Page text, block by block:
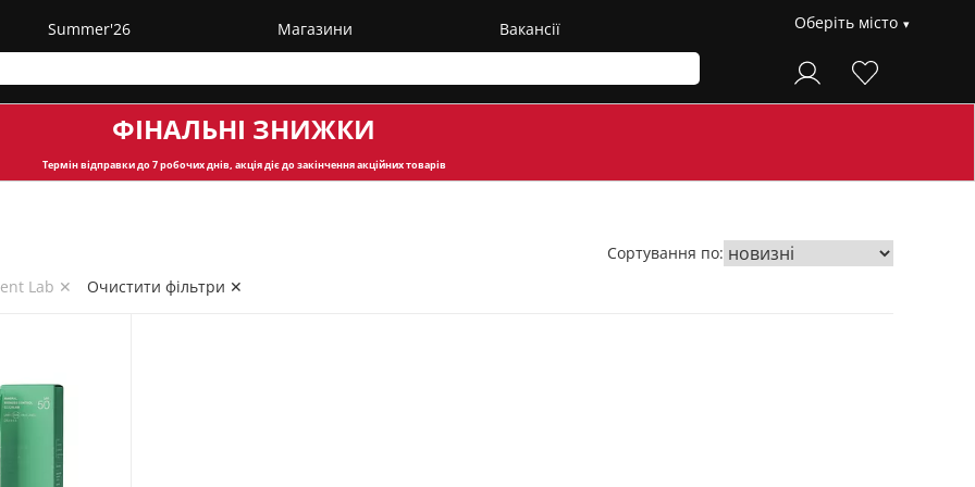
Summer'26 Магазини Вакансії Оберіть місто
ФІНАЛЬНІ ЗНИЖКИ
Термін відправкидо 7 робочих днів, акція діє до закінчення акційних товарів
Lab ✕ Очистити фільтри ✕
Сортування по: